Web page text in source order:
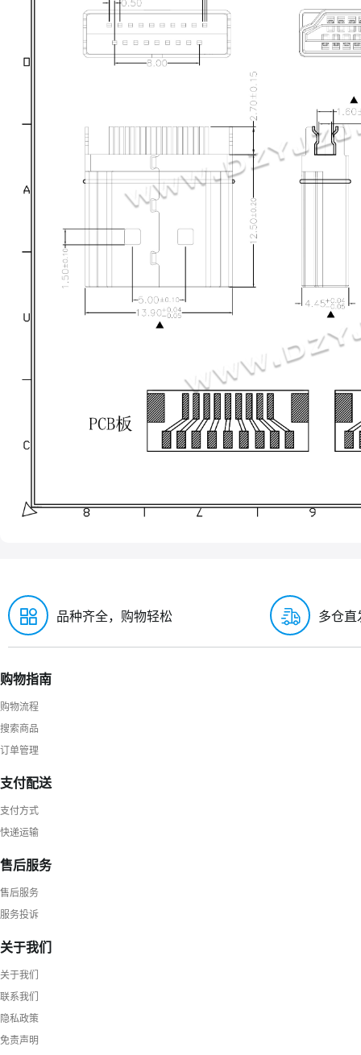
品种齐全，购物轻松 多仓直
购物指南
购物流程
搜索商品
订单管理
支付配送
支付方式
快递运输
售后服务
售后服务
服务投诉
关于我们
关于我们
联系我们
隐私政策
免责声明